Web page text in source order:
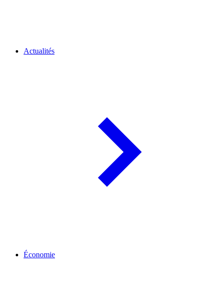
Actualités
Économie